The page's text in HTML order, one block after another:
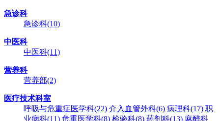
急诊科
急诊科(10)
中医科
中医科(11)
营养科
营养部(2)
医疗技术科室
呼吸与危重症医学科(22) 介入血管外科(6) 病理科(17) 职
业病科(11) 危重医学科(8) 检验科(8) 药剂科(13) 麻醉科